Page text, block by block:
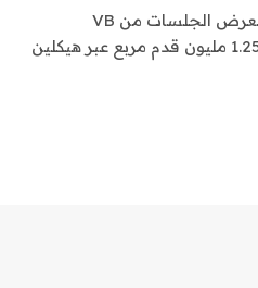
توجه إلى مكتبتنا عند الطلب لعرض الجلسات من VB
Transform 2023. سجل هنا 1.25 مليون قدم مربع عبر هيكلين